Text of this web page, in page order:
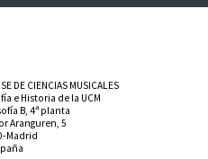
DE CIENCIAS MUSICALES
e Historia de la UCM
B, 4ª planta
Aranguren, 5
Madrid